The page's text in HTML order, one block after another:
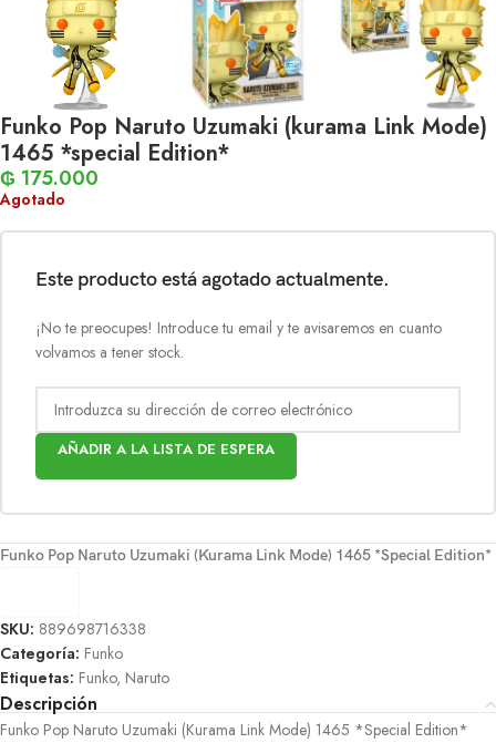
Funko Pop Naruto Uzumaki (kurama Link Mode)
1465 *special Edition*
₲ 175.000
Agotado
Este producto está agotado actualmente.
¡No te preocupes! Introduce tu email y te avisaremos en cuanto
volvamos a tener stock.
AÑADIR A LA LISTA DE ESPERA
Funko Pop Naruto Uzumaki (Kurama Link Mode) 1465 *Special Edition*
SKU: 889698716338
Categoría: Funko
Etiquetas: Funko, Naruto
Descripción
Funko Pop Naruto Uzumaki (Kurama Link Mode) 1465 *Special Edition*